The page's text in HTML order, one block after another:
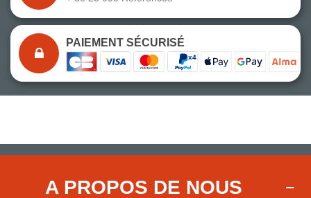
PAIEMENT SÉCURISÉ
A PROPOS DE NOUS